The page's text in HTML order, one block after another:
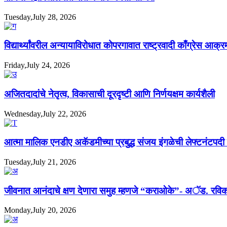
Tuesday,July 28, 2026
विद्यार्थ्यांवरील अन्यायाविरोधात कोपरगावात राष्ट्रवादी काँग्रेस
Friday,July 24, 2026
अजितदादांचे नेतृत्व, विकासाची दूरदृष्टी आणि निर्णयक्षम कार्यशैली
Wednesday,July 22, 2026
आत्मा मालिक एनडीए अकॅडमीच्या प्रबुद्ध संजय इंगळेची लेफ्टनंटपदी
Tuesday,July 21, 2026
जीवनात आनंदाचे क्षण देणारा समुह म्हणजे “कराओके”- अॅड.
Monday,July 20, 2026